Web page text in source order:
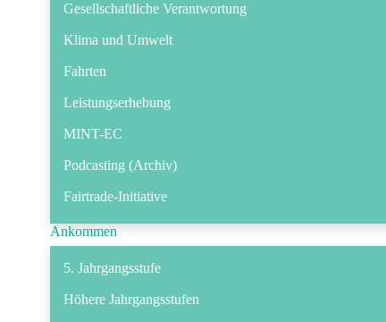
Gesellschaftliche Verantwortung
Klima und Umwelt
Fahrten
Leistungserhebung
MINT-EC
Podcasting (Archiv)
Fairtrade-Initiative
Ankommen
5. Jahrgangsstufe
Höhere Jahrgangsstufen